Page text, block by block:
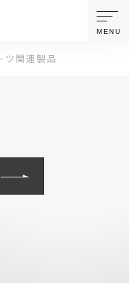
MENU
ツ関連製品